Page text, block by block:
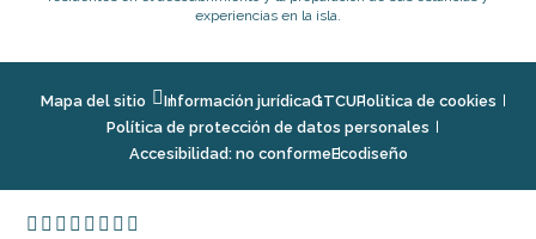
experiencias en la isla.
Mapa del sitio Información jurídicaGTCUPolitica de cookies
Política de protección de datos personales
Accesibilidad: no conformeEcodiseño